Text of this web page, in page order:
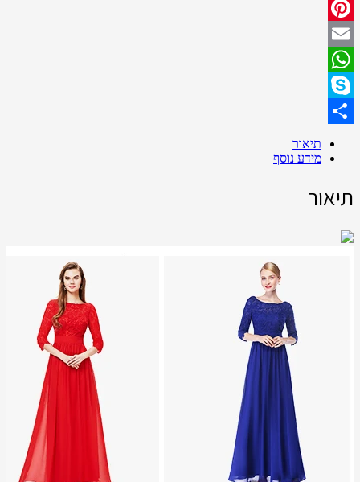
Twitter
Pinterest
Email
WhatsApp
Skype
תיאור
מידע נוסף
תיאור